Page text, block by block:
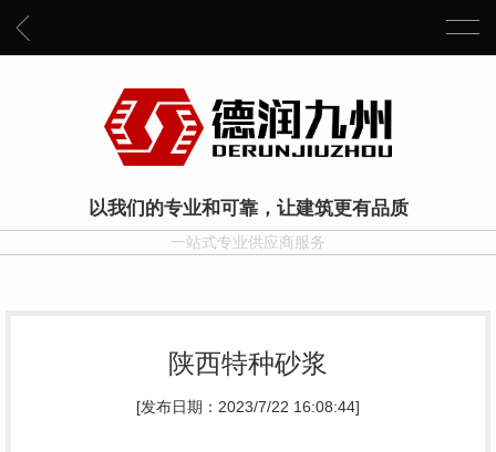
以我们的专业和可靠，让建筑更有品质
一站式专业供应商服务
陕西特种砂浆
[发布日期：2023/7/22 16:08:44]